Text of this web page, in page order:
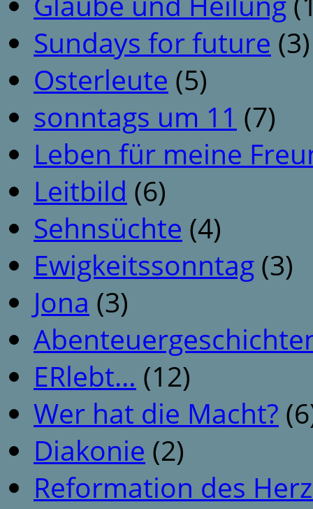
Sundays for future (3)
Osterleute (5)
sonntags um 11 (7)
Leben für meine
Leitbild (6)
Sehnsüchte (4)
Ewigkeitssonntag (3)
Jona (3)
ERlebt… (12)
Wer hat die Macht?
Diakonie (2)
Reformation des